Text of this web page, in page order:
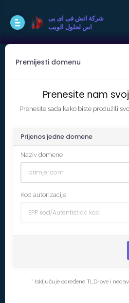
شركة اتش فى اى بى
اس لحلول الويب
Premijesti domenu
Prenesite nam
Prenesite sada kako biste produžili
Prijenos jedne domene
Naziv domene
Kod autorizacije
* Isključuje određene TLD-ove i